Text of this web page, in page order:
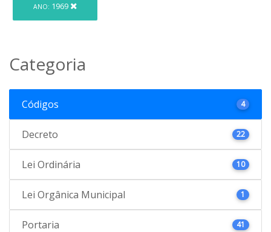
ANO: 1969
Categoria
Códigos 4
Decreto 22
Lei Ordinária 10
Lei Orgânica Municipal 1
Portaria 41